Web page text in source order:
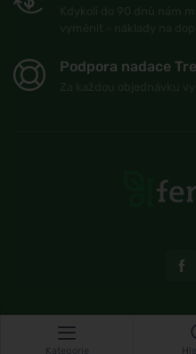
Podpora nadace
© Topshelf s.r.o.
Kategorie